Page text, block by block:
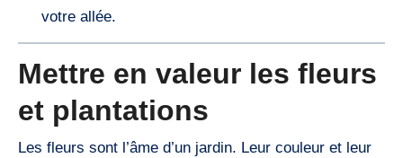
votre allée.
Mettre en valeur les fleurs
et plantations
Les fleurs sont l’âme d’un jardin. Leur couleur et leur